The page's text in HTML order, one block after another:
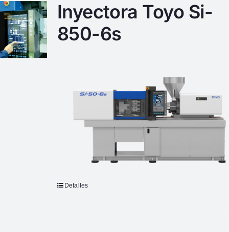
Inyectora Toyo Si-
850-6s
Detalles